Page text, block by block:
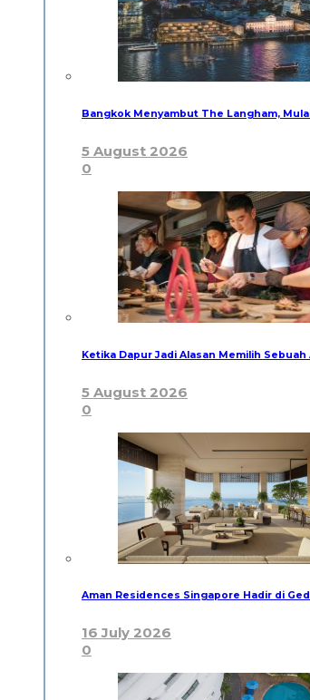
Bangkok Menyambut The Langham,
5 August 2026
0
Ketika Dapur Jadi Alasan Memilih
5 August 2026
0
Aman Residences Singapore Hadir di
16 July 2026
0